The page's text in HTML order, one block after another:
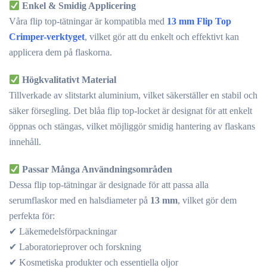
Enkel & Smidig Applicering
Våra flip top-tätningar är kompatibla med 13 mm Flip Top
Crimper-verktyget, vilket gör att du enkelt och effektivt kan
applicera dem på flaskorna.
Högkvalitativt Material
Tillverkade av slitstarkt aluminium, vilket säkerställer en stabil och
säker försegling. Det blåa flip top-locket är designat för att enkelt
öppnas och stängas, vilket möjliggör smidig hantering av flaskans
innehåll.
Passar Många Användningsområden
Dessa flip top-tätningar är designade för att passa alla
serumflaskor med en halsdiameter på 13 mm, vilket gör dem
perfekta för:
✔ Läkemedelsförpackningar
✔ Laboratorieprover och forskning
✔ Kosmetiska produkter och essentiella oljor